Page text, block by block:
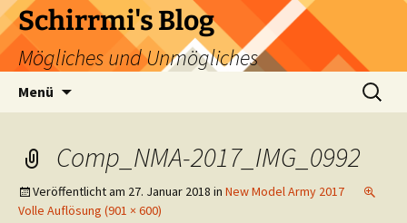
Zum
Inhalt
springen
Schirrmi's Blog
Mögliches und Unmögliches
Menü
Suchen
nach:
Comp_NMA-2017_IMG_0992
Veröffentlicht am 27. Januar 2018 in New Model Army 2017
Volle Auflösung (901 × 600)